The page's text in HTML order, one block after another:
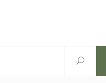
Rua Doutor Alexandre Gutierrez,826